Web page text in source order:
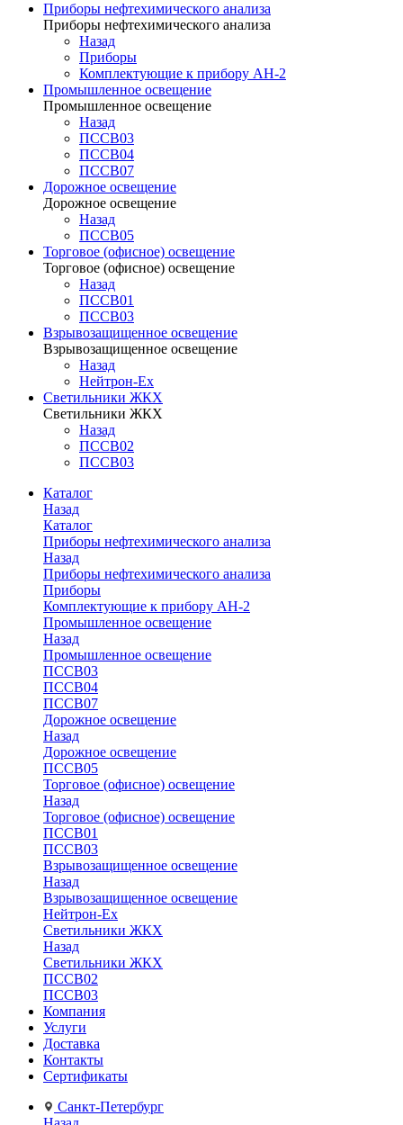
Приборы нефтехимического анализа
Приборы нефтехимического анализа
Назад
Приборы
Комплектующие к прибору АН-2
Промышленное освещение
Промышленное освещение
Назад
ПССВ03
ПССВ04
ПССВ07
Дорожное освещение
Дорожное освещение
Назад
ПССВ05
Торговое (офисное) освещение
Торговое (офисное) освещение
Назад
ПССВ01
ПССВ03
Взрывозащищенное освещение
Взрывозащищенное освещение
Назад
Нейтрон-Ex
Светильники ЖКХ
Светильники ЖКХ
Назад
ПССВ02
ПССВ03
Каталог
Назад
Каталог
Приборы нефтехимического анализа
Назад
Приборы нефтехимического анализа
Приборы
Комплектующие к прибору АН-2
Промышленное освещение
Назад
Промышленное освещение
ПССВ03
ПССВ04
ПССВ07
Дорожное освещение
Назад
Дорожное освещение
ПССВ05
Торговое (офисное) освещение
Назад
Торговое (офисное) освещение
ПССВ01
ПССВ03
Взрывозащищенное освещение
Назад
Взрывозащищенное освещение
Нейтрон-Ex
Светильники ЖКХ
Назад
Светильники ЖКХ
ПССВ02
ПССВ03
Компания
Услуги
Доставка
Контакты
Сертификаты
Санкт-Петербург